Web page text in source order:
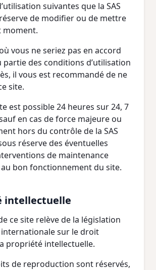
suivantes que la SAS
de modifier ou de mettre
moment.
vous ne seriez pas en accord
partie des conditions d’utilisation
il vous est recommandé de ne
site.
est possible 24 heures sur 24, 7
en cas de force majeure ou
hors du contrôle de la SAS
réserve des éventuelles
de maintenance
au bon fonctionnement du site.
intellectuelle
ce site relève de la législation
sur le droit
propriété intellectuelle.
de reproduction sont réservés,